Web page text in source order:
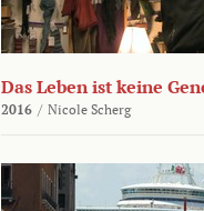
Das Leben ist keine
2016 / Nicole Scherg